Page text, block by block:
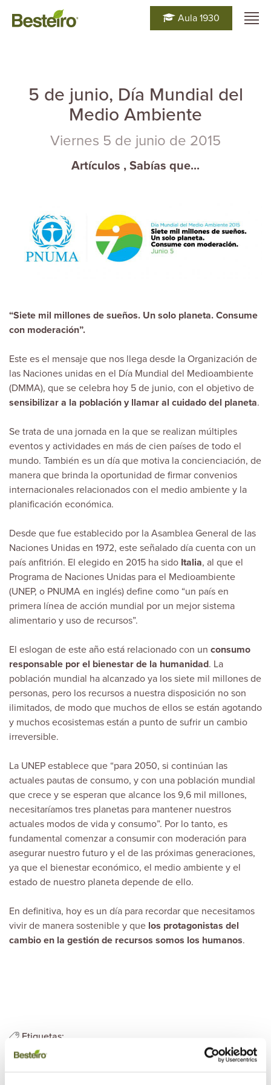
Aula 1930
5 de junio, Día Mundial del
Medio Ambiente
Viernes 5 de junio de 2015
Artículos , Sabías que...
“Siete mil millones de sueños. Un solo planeta. Consume
con moderación”.
Este es el mensaje que nos llega desde la Organización de
las Naciones unidas en el Día Mundial del Medioambiente
(DMMA), que se celebra hoy 5 de junio, con el objetivo de
sensibilizar a la población y llamar al cuidado del planeta.
Se trata de una jornada en la que se realizan múltiples
eventos y actividades en más de cien países de todo el
mundo. También es un día que motiva la concienciación, de
manera que brinda la oportunidad de firmar convenios
internacionales relacionados con el medio ambiente y la
planificación económica.
Desde que fue establecido por la Asamblea General de las
Naciones Unidas en 1972, este señalado día cuenta con un
país anfitrión. El elegido en 2015 ha sido Italia, al que el
Programa de Naciones Unidas para el Medioambiente
(UNEP, o PNUMA en inglés) define como “un país en
primera línea de acción mundial por un mejor sistema
alimentario y uso de recursos”.
El eslogan de este año está relacionado con un consumo
responsable por el bienestar de la humanidad. La
población mundial ha alcanzado ya los siete mil millones de
personas, pero los recursos a nuestra disposición no son
ilimitados, de modo que muchos de ellos se están agotando
y muchos ecosistemas están a punto de sufrir un cambio
irreversible.
La UNEP establece que “para 2050, si continúan las
actuales pautas de consumo, y con una población mundial
que crece y se esperan que alcance los 9,6 mil millones,
necesitaríamos tres planetas para mantener nuestros
actuales modos de vida y consumo”. Por lo tanto, es
fundamental comenzar a consumir con moderación para
asegurar nuestro futuro y el de las próximas generaciones,
ya que el bienestar económico, el medio ambiente y el
estado de nuestro planeta depende de ello.
En definitiva, hoy es un día para recordar que necesitamos
vivir de manera sostenible y que los protagonistas del
cambio en la gestión de recursos somos los humanos.
Etiquetas: